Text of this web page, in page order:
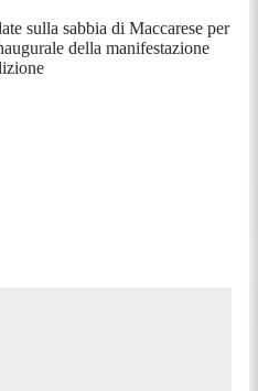
sulla sabbia di Maccarese per
della manifestazione